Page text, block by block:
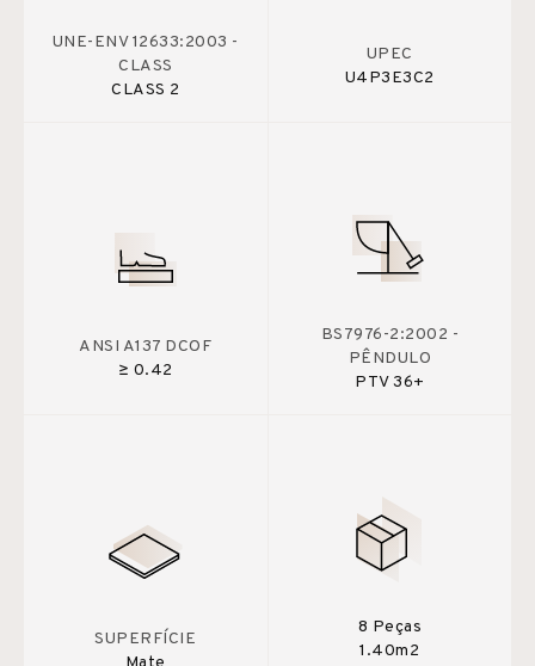
UNE-ENV 12633:2003 -
CLASS
CLASS 2
UPEC
U4P3E3C2
ANSI A137 DCOF
≥ 0.42
BS7976-2:2002 -
PÊNDULO
PTV 36+
SUPERFÍCIE
8 Peças
1.40m2